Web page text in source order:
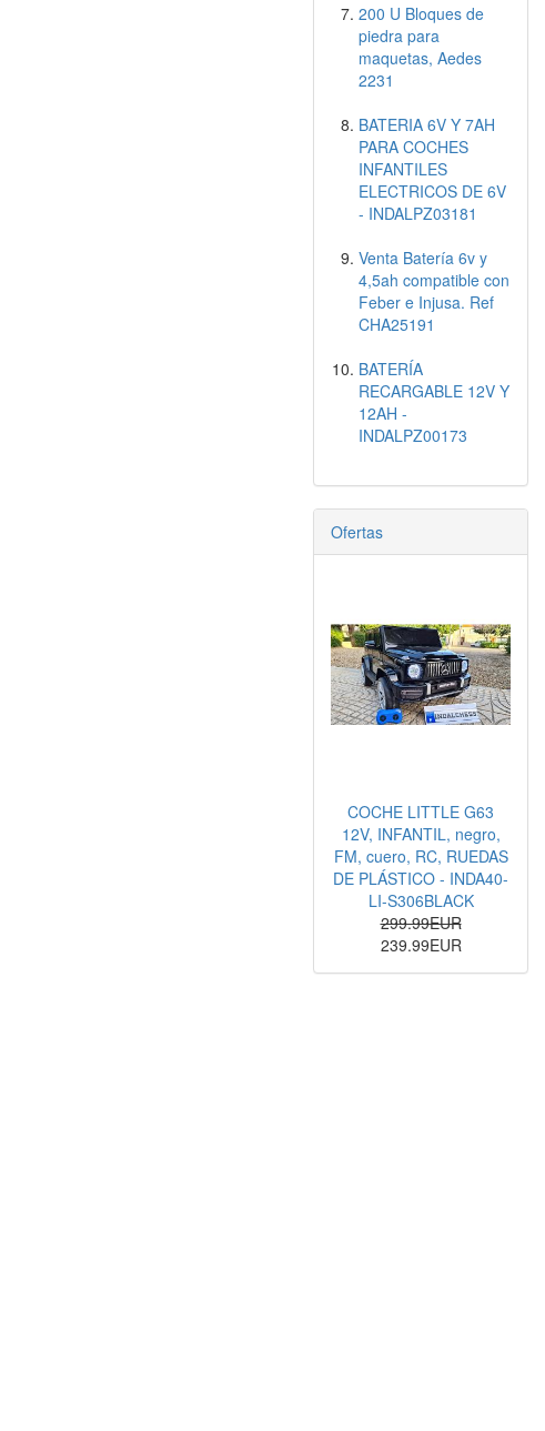
200 U Bloques de
piedra para
maquetas, Aedes
2231
BATERIA 6V Y 7AH
PARA COCHES
INFANTILES
ELECTRICOS DE 6V
- INDALPZ03181
Venta Batería 6v y
4,5ah compatible con
Feber e Injusa. Ref
CHA25191
BATERÍA
RECARGABLE 12V Y
12AH -
INDALPZ00173
Ofertas
COCHE LITTLE G63
12V, INFANTIL, negro,
FM, cuero, RC, RUEDAS
DE PLÁSTICO - INDA40-
LI-S306BLACK
299.99EUR
239.99EUR